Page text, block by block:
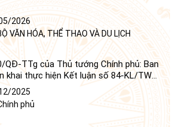
2026
VĂN HÓA, THỂ THAO VÀ DU LỊCH
QĐ-TTg của Thủ tướng Chính phủ: Ban
khai thực hiện Kết luận số 84-KL/TW
2024 của Bộ Chính trị tiếp tục thực
NQ/TW ngày 16 tháng 6 năm 2008
X) về "tiếp tục xây dựng và phát triển
trong thời kỳ mới"
2025
phủ